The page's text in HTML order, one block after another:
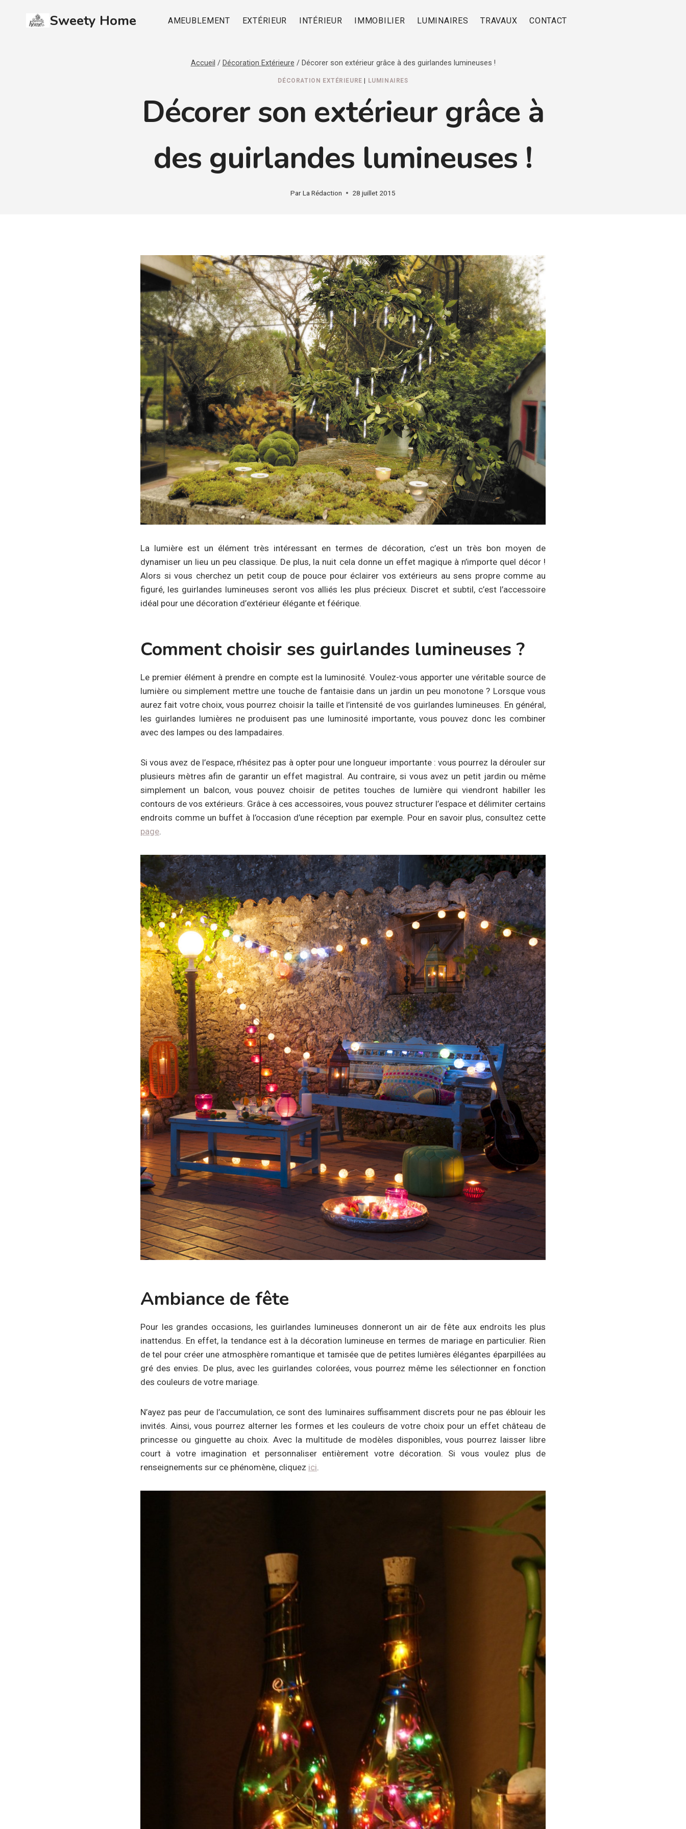
Sweety Home AMEUBLEMENT EXTÉRIEUR INTÉRIEUR IMMOBILIER LUMINAIRES TRAVAUX CONTACT
Accueil / Décoration Extérieure / Décorer son extérieur grâce à des guirlandes lumineuses !
DÉCORATION EXTÉRIEURE LUMINAIRES
Décorer son extérieur grâce à
des guirlandes lumineuses !
ParLa Rédaction 28 juillet 2015
La lumière est un élément très intéressant en termes de décoration, c’est un très bon moyen de
dynamiser un lieu un peu classique. De plus, la nuit cela donne un effet magique à n’importe quel décor !
Alors si vous cherchez un petit coup de pouce pour éclairer vos extérieurs au sens propre comme au
figuré, les guirlandes lumineuses seront vos alliés les plus précieux. Discret et subtil, c’est l’accessoire
idéal pour une décoration d’extérieur élégante et féérique.
Comment choisir ses guirlandes lumineuses ?
Le premier élément à prendre en compte est la luminosité. Voulez-vous apporter une véritable source de
lumière ou simplement mettre une touche de fantaisie dans un jardin un peu monotone ? Lorsque vous
aurez fait votre choix, vous pourrez choisir la taille et l’intensité de vos guirlandes lumineuses. En général,
les guirlandes lumières ne produisent pas une luminosité importante, vous pouvez donc les combiner
avec des lampes ou des lampadaires.
Si vous avez de l’espace, n’hésitez pas à opter pour une longueur importante : vous pourrez la dérouler sur
plusieurs mètres afin de garantir un effet magistral. Au contraire, si vous avez un petit jardin ou même
simplement un balcon, vous pouvez choisir de petites touches de lumière qui viendront habiller les
contours de vos extérieurs. Grâce à ces accessoires, vous pouvez structurer l’espace et délimiter certains
endroits comme un buffet à l’occasion d’une réception par exemple. Pour en savoir plus, consultez cette
page.
Ambiance de fête
Pour les grandes occasions, les guirlandes lumineuses donneront un air de fête aux endroits les plus
inattendus. En effet, la tendance est à la décoration lumineuse en termes de mariage en particulier. Rien
de tel pour créer une atmosphère romantique et tamisée que de petites lumières élégantes éparpillées au
gré des envies. De plus, avec les guirlandes colorées, vous pourrez même les sélectionner en fonction
des couleurs de votre mariage.
N’ayez pas peur de l’accumulation, ce sont des luminaires suffisamment discrets pour ne pas éblouir les
invités. Ainsi, vous pourrez alterner les formes et les couleurs de votre choix pour un effet château de
princesse ou ginguette au choix. Avec la multitude de modèles disponibles, vous pourrez laisser libre
court à votre imagination et personnaliser entièrement votre décoration. Si vous voulez plus de
renseignements sur ce phénomène, cliquez ici.